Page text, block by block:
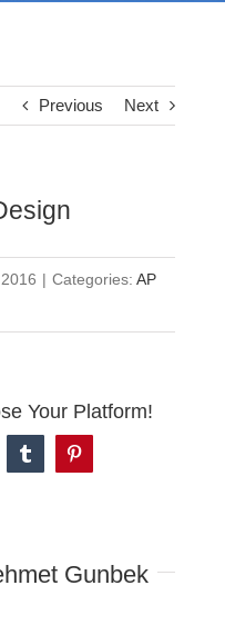
Previous Next
| Categories: AP
Your Platform!
TumblrPinterest
Gunbek